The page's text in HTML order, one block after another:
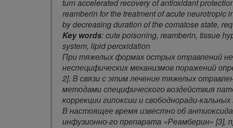
turn accelerated recovery of antioxidant
reamberin for the treatment of acute
by decreasing duration of the comatose state,
Key words: cute poisoning, reamberin, tissue
system, lipid peroxidation
При тяжелых формах острых отравлений
неспецифических механизмов поражений
2]. В связи с этим лечение тяжелых
методами специфического воздействия
коррекции гипоксии и свободноради-
В настоящее время известно об
инфузионно-го препарата «Реамберин» [3],